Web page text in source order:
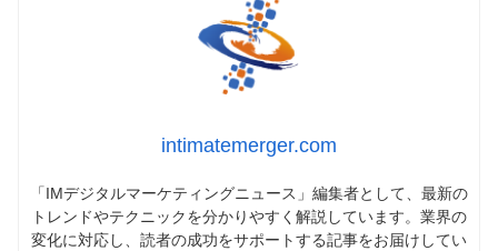
intimatemerger.com
「IMデジタルマーケティングニュース」編集者として、最新の
トレンドやテクニックを分かりやすく解説しています。業界の
変化に対応し、読者の成功をサポートする記事をお届けしてい